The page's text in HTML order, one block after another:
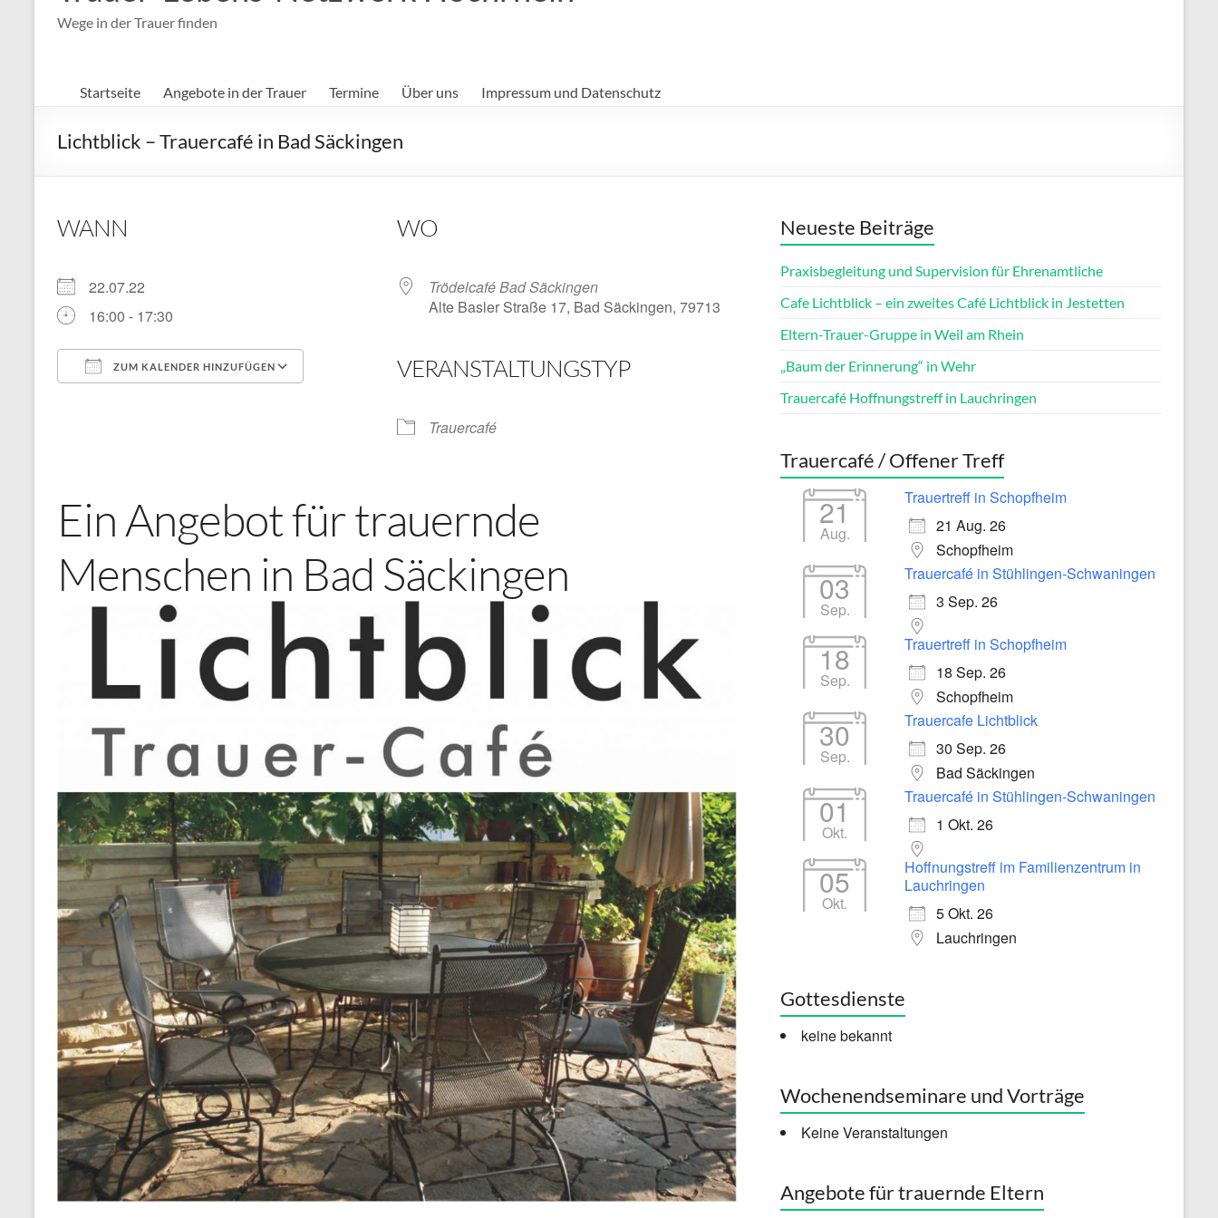
Wege in der Trauer finden
Startseite Angebote in der Trauer Termine Über uns Impressum und Datenschutz
Lichtblick – Trauercafé in Bad Säckingen
WANN
22.07.22
16:00 - 17:30
ZUM KALENDER HINZUFÜGEN
Office 365
WO
Trödelcafé Bad Säckingen
Alte Basler Straße 17, Bad Säckingen, 79713
VERANSTALTUNGSTYP
Trauercafé
Ein Angebot für trauernde
Menschen in Bad Säckingen
Neueste Beiträge
Praxisbegleitung und Supervision für Ehrenamtliche
Cafe Lichtblick – ein zweites Café Lichtblick in Jestetten
Eltern-Trauer-Gruppe in Weil am Rhein
„Baum der Erinnerung“ in Wehr
Trauercafé Hoffnungstreff in Lauchringen
Trauercafé / Offener Treff
21
Aug.
Trauertreff in Schopfheim
21 Aug. 26
Schopfheim
03
Sep.
Trauercafé in Stühlingen-Schwaningen
3 Sep. 26
18
Sep.
Trauertreff in Schopfheim
18 Sep. 26
Schopfheim
30
Sep.
Trauercafe Lichtblick
30 Sep. 26
Bad Säckingen
01
Okt.
Trauercafé in Stühlingen-Schwaningen
1 Okt. 26
05
Okt.
Hoffnungstreff im Familienzentrum in
Lauchringen
5 Okt. 26
Lauchringen
Gottesdienste
keine bekannt
Wochenendseminare und Vorträge
Keine Veranstaltungen
Angebote für trauernde Eltern